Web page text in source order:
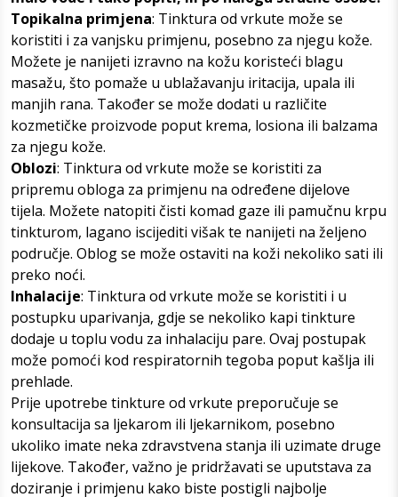
Topikalna primjena: Tinktura od vrkute može se
koristiti i za vanjsku primjenu, posebno za njegu kože.
Možete je nanijeti izravno na kožu koristeći blagu
masažu, što pomaže u ublažavanju iritacija, upala ili
manjih rana. Također se može dodati u različite
kozmetičke proizvode poput krema, losiona ili balzama
za njegu kože.
Oblozi: Tinktura od vrkute može se koristiti za
pripremu obloga za primjenu na određene dijelove
tijela. Možete natopiti čisti komad gaze ili pamučnu krpu
tinkturom, lagano iscijediti višak te nanijeti na željeno
područje. Oblog se može ostaviti na koži nekoliko sati ili
preko noći.
Inhalacije: Tinktura od vrkute može se koristiti i u
postupku uparivanja, gdje se nekoliko kapi tinkture
dodaje u toplu vodu za inhalaciju pare. Ovaj postupak
može pomoći kod respiratornih tegoba poput kašlja ili
prehlade.
Prije upotrebe tinkture od vrkute preporučuje se
konsultacija sa ljekarom ili ljekarnikom, posebno
ukoliko imate neka zdravstvena stanja ili uzimate druge
lijekove. Također, važno je pridržavati se uputstava za
doziranje i primjenu kako biste postigli najbolje